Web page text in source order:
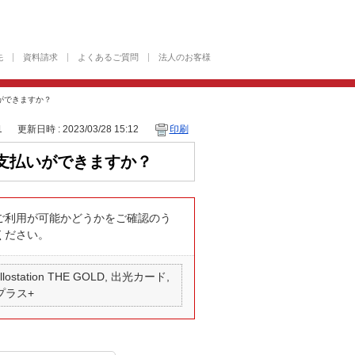
資料請求 よくあるご質問 法人のお客様
できますか？
更新日時 : 2023/03/28 15:12 印刷
払いができますか？
用が可能かどうかをご確認のう
さい。
THE GOLD, 出光カード,
ラス+